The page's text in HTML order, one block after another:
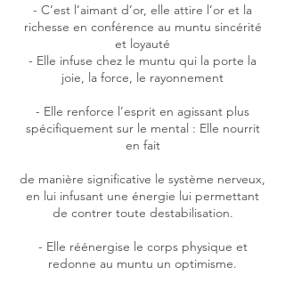
- C’est l’aimant d’or, elle attire l’or et la
richesse en conférence au muntu sincérité
et loyauté
- Elle infuse chez le muntu qui la porte la
joie, la force, le rayonnement
- Elle renforce l’esprit en agissant plus
spécifiquement sur le mental : Elle nourrit
en fait
de manière significative le système nerveux,
en lui infusant une énergie lui permettant
de contrer toute destabilisation.
- Elle réénergise le corps physique et
redonne au muntu un optimisme.